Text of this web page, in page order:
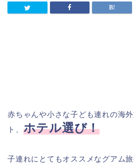
赤ちゃんや小さな子ども連れの海
ト、 ホテル選び！
子連れにとてもオススメなグアム